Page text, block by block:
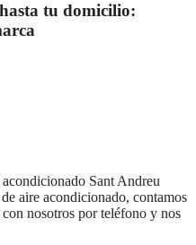
tu domicilio:
Sant Andreu
aire acondicionado, contamos
nosotros por teléfono y nos